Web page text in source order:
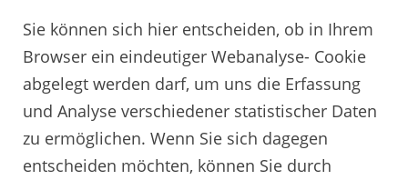
Sie können sich hier entscheiden, ob in Ihrem
Browser ein eindeutiger Webanalyse- Cookie
abgelegt werden darf, um uns die Erfassung
und Analyse verschiedener statistischer Daten
zu ermöglichen. Wenn Sie sich dagegen
entscheiden möchten, können Sie durch